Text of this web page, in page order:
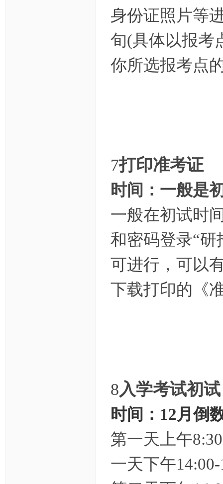
身份证照片等
旬(具体以报考
你所选报考点
7打印准考证
时间：一般是
一般在初试时
和密码登录“
可进行，可以
下载打印的《
8入学考试初试
时间：12月倒
第一天上午
一天下午